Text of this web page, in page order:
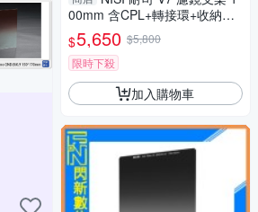
00mm 含CPL+轉接環+收納包
(公司貨)
$5,650 $5,800
限時下殺
加入購物車